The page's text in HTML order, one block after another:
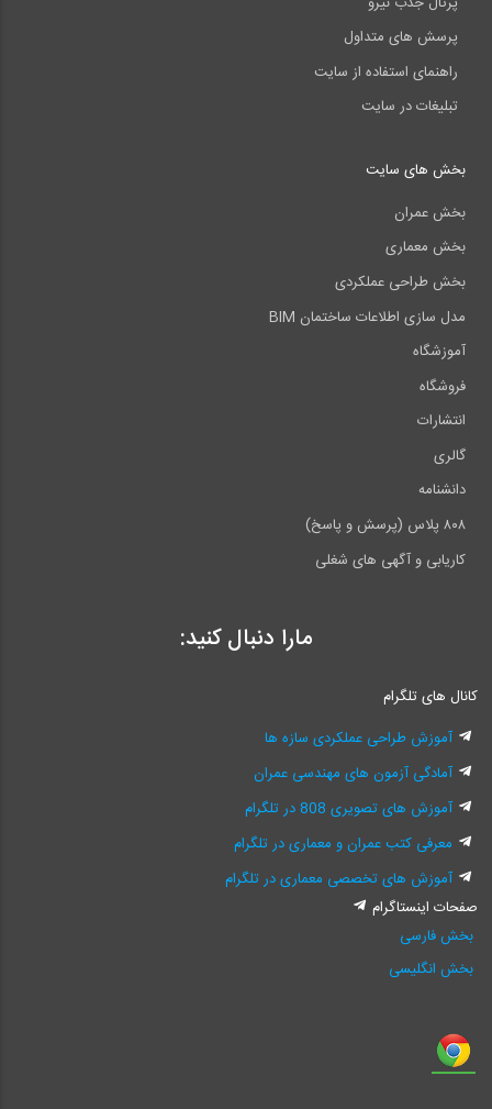
پرسش های متداول
راهنمای استفاده از سایت
تبلیغات در سایت
بخش های سایت
بخش عمران
بخش معماری
بخش طراحی عملکردی
مدل سازی اطلاعات ساختمان BIM
آموزشگاه
فروشگاه
انتشارات
گالری
دانشنامه
۸۰۸ پلاس (پرسش و پاسخ)
کاریابی و آگهی های شغلی
مارا دنبال کنید:
کانال های تلگرام
آموزش طراحی عملکردی سازه ها
آمادگی آزمون های مهندسی عمران
آموزش های تصویری 808 در تلگرام
معرفی کتب عمران و معماری در تلگرام
آموزش های تخصصی معماری در تلگرام
صفحات اینستاگرام
بخش فارسی
بخش انگلیسی